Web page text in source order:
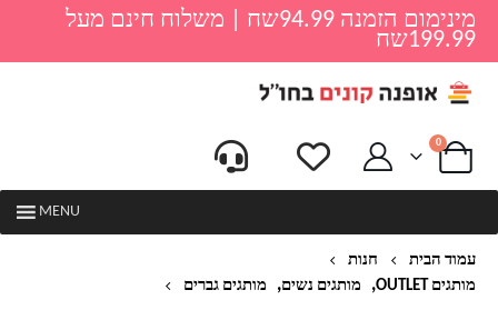
מינימום הזמנה 94.99שח | משלוח חינם מעל
199.99שח
0
MENU
עמוד הבית
חנות
מותגים OUTLET
, מותגים נשים, מותגים גברים